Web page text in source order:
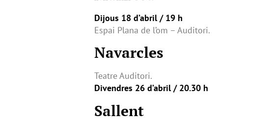
Dijous 18 d’abril / 19 h
Espai Plana de l’om – Auditori.
Navarcles
Teatre Auditori.
Divendres 26 d’abril / 20.30 h
Sallent